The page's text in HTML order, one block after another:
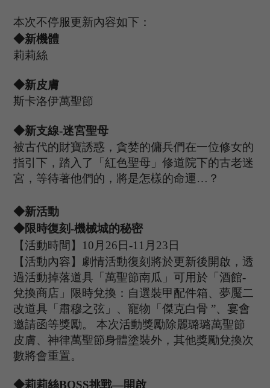
本次不停服更新內容如下：
◆新機體
莉莉絲
◆新皮膚
斯卡洛伊萬聖節
◆新支線-迷宮聖母
被古代的財寶誘惑，貪婪的傭兵們在一位修女的
指引下，踏入了「紅色聖母」修道院下的古老迷
宮，等待著他們的，將是怎樣的命運…？
◆新活動
◆限時復刻-機械城的秘密
【活動時間】 10 月 26 日-11 月 23 日
【活動內容】劇情活動復刻將於更新後開啟，透
過活動掉落道具「萬聖節南瓜」可用於「酒館-
兌換商店」限時兌換：自選裝甲配件箱、夢魘二
改道具「肅穆之弦」、寵物「傑克白骨 ”、宴會
邀請函等獎勵。 本次活動獎勵除麗璐璐萬聖節
皮膚、神律萬聖節身體塗裝外，其他獎勵兌換次
數將會重置。
◆莉莉絲BOSS挑戰—開啟